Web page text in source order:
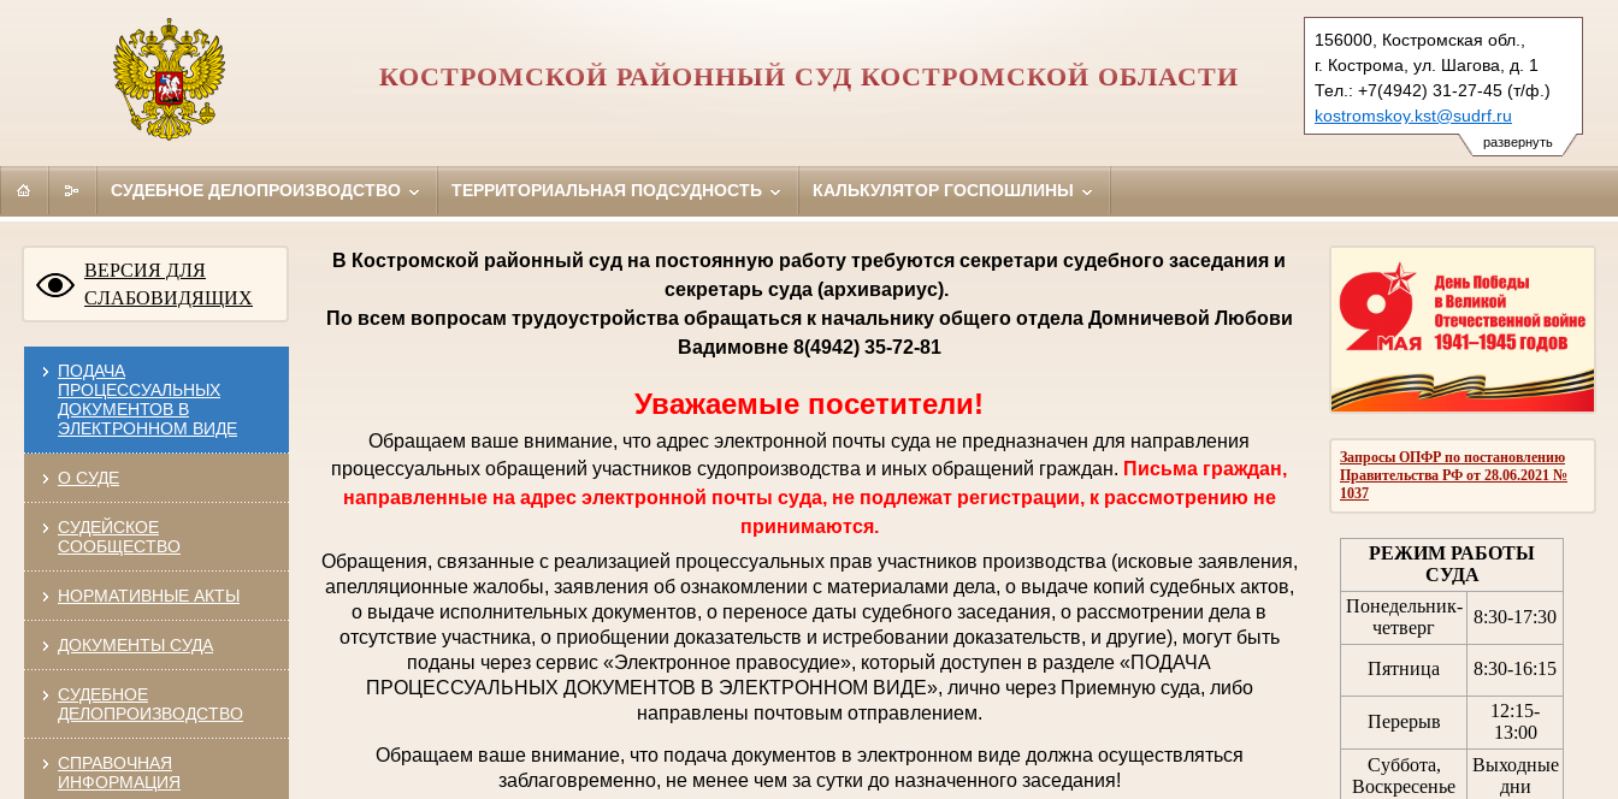
развернуть
156000, Костромская обл.,
г. Кострома, ул. Шагова, д. 1
Тел.: +7(4942) 31-27-45 (т/ф.)
kostromskoy.kst@sudrf.ru
КОСТРОМСКОЙ РАЙОННЫЙ СУД КОСТРОМСКОЙ ОБЛАСТИ
СУДЕБНОЕ ДЕЛОПРОИЗВОДСТВО ТЕРРИТОРИАЛЬНАЯ ПОДСУДНОСТЬ КАЛЬКУЛЯТОР ГОСПОШЛИНЫ
ВЕРСИЯ ДЛЯ
СЛАБОВИДЯЩИХ
ПОДАЧА
ПРОЦЕССУАЛЬНЫХ
ДОКУМЕНТОВ В
ЭЛЕКТРОННОМ ВИДЕ
О СУДЕ
СУДЕЙСКОЕ
СООБЩЕСТВО
НОРМАТИВНЫЕ АКТЫ
ДОКУМЕНТЫ СУДА
СУДЕБНОЕ
ДЕЛОПРОИЗВОДСТВО
СПРАВОЧНАЯ
ИНФОРМАЦИЯ
Запросы ОПФР по постановлению
Правительства РФ от 28.06.2021 №
1037
РЕЖИМ РАБОТЫ
СУДА
Понедельник-
четверг
8:30-17:30
Пятница 8:30-16:15
Перерыв
12:15-
13:00
Суббота,
Воскресенье
Выходные
дни
В Костромской районный суд на постоянную работу требуются секретари судебного заседания и
секретарь суда (архивариус).
По всем вопросам трудоустройства обращаться к начальнику общего отдела Домничевой Любови
Вадимовне 8(4942) 35-72-81
Уважаемые посетители!
Обращаем ваше внимание, что адрес электронной почты суда не предназначен для направления
процессуальных обращений участников судопроизводства и иных обращений граждан. Письма граждан,
направленные на адрес электронной почты суда, не подлежат регистрации, к рассмотрению не
принимаются.
Обращения, связанные с реализацией процессуальных прав участников производства (исковые заявления,
апелляционные жалобы, заявления об ознакомлении с материалами дела, о выдаче копий судебных актов,
о выдаче исполнительных документов, о переносе даты судебного заседания, о рассмотрении дела в
отсутствие участника, о приобщении доказательств и истребовании доказательств, и другие), могут быть
поданы через сервис «Электронное правосудие», который доступен в разделе «ПОДАЧА
ПРОЦЕССУАЛЬНЫХ ДОКУМЕНТОВ В ЭЛЕКТРОННОМ ВИДЕ», лично через Приемную суда, либо
направлены почтовым отправлением.
Обращаем ваше внимание, что подача документов в электронном виде должна осуществляться
заблаговременно, не менее чем за сутки до назначенного заседания!